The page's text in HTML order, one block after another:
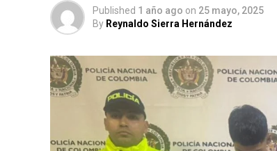
Published 1 año ago on 25 mayo, 2025
By Reynaldo Sierra Hernández